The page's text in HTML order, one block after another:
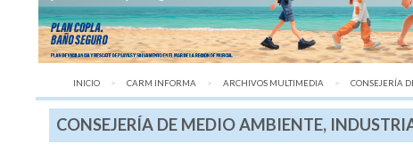
INICIO CARM INFORMA ARCHIVOS MULTIMEDIA AQUÍ:
CONSEJERÍA
CONSEJERÍA DE MEDIO AMBIENTE,